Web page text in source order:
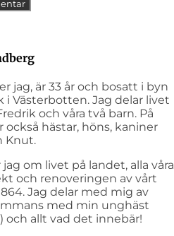
jag, är 33 år och bosatt i byn
i Västerbotten. Jag delar livet
och våra två barn. På
också hästar, höns, kaniner
Knut.
jag om livet på landet, alla våra
och renoveringen av vårt
Jag delar med mig av
med min unghäst
och allt vad det innebär!